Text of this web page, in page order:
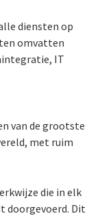
diensten op
omvatten
IT
van de grootste
met ruim
die in elk
doorgevoerd. Dit